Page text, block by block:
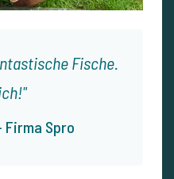
Fische.
Firma Spro